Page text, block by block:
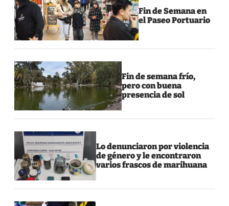
Fin de Semana en
el Paseo Portuario
Fin de semana frío,
pero con buena
presencia de sol
Lo denunciaron por violencia
de género y le encontraron
varios frascos de marihuana